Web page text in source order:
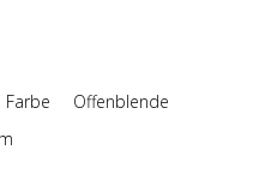
Farbe
Offenblende